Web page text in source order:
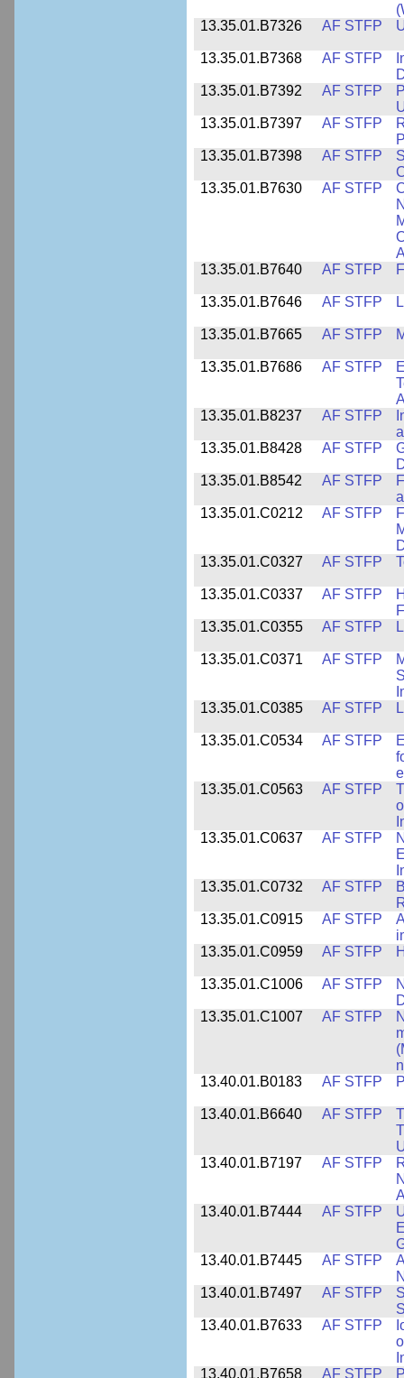
13.35.01.B7326
AF STFP
13.35.01.B7368 AF STFP
13.35.01.B7392
AF STFP
13.35.01.B7397
AF STFP
13.35.01.B7398
AF STFP
13.35.01.B7630
AF STFP
13.35.01.B7640
AF STFP
13.35.01.B7646 AF STFP
13.35.01.B7665 AF STFP
13.35.01.B7686 AF STFP
13.35.01.B8237
AF STFP
13.35.01.B8428
AF STFP
13.35.01.B8542
AF STFP
13.35.01.C0212
AF STFP
13.35.01.C0327
AF STFP
13.35.01.C0337 AF STFP
13.35.01.C0355
AF STFP
13.35.01.C0371 AF STFP
13.35.01.C0385
AF STFP
13.35.01.C0534 AF STFP
13.35.01.C0563
AF STFP
13.35.01.C0637
AF STFP
13.35.01.C0732
AF STFP
13.35.01.C0915
AF STFP
13.35.01.C0959
AF STFP
13.35.01.C1006 AF STFP
13.35.01.C1007
AF STFP
13.40.01.B0183
AF STFP
13.40.01.B6640 AF STFP
13.40.01.B7197
AF STFP
13.40.01.B7444
AF STFP
13.40.01.B7445
AF STFP
13.40.01.B7497
AF STFP
13.40.01.B7633
AF STFP
13.40.01.B7658
AF STFP